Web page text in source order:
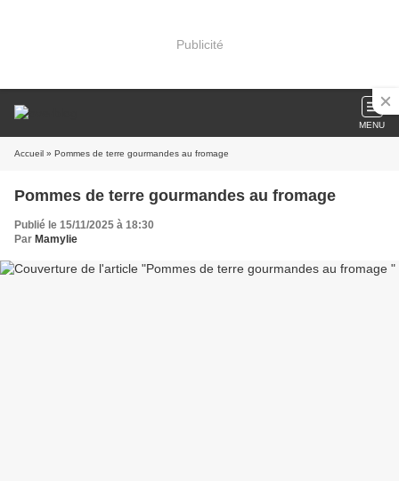
Publicité
MENU
Accueil » Pommes de terre gourmandes au fromage
Pommes de terre gourmandes au fromage
Publié le 15/11/2025 à 18:30
Par Mamylie